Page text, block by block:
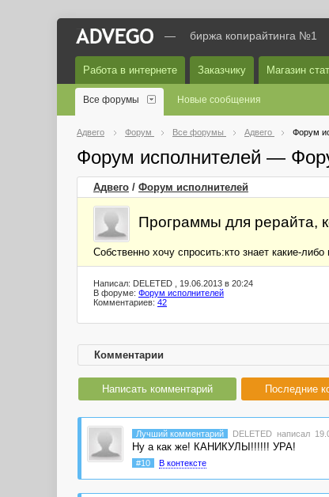
— биржа копирайтинга №1
Работа в интернете Заказчику Магазин
Все форумы Новые сообщения
Адвего Форум Все форумы Адвего Форум
Форум исполнителей —
Адвего / Форум исполнителей
Программы для рерайта,
Собственно хочу спросить:кто знает какие-
Написал: DELETED , 19.06.2013 в 20:24
В форуме: Форум исполнителей
Комментариев: 42
Комментарии
Написать комментарий Последние
Лучший комментарий DELETED написал
Ну а как же! КАНИКУЛЫ!!!!!! УРА!
#10 В контексте